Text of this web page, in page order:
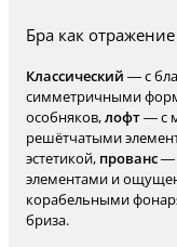
Бра как
Классический — с
симметричными
особняков,лофт— с
решётчатыми
эстетикой, прованс—
элементами и
корабельными
бриза.